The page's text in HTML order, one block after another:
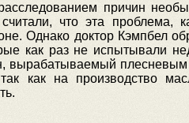
причин
что эта проблема,
Однако доктор Кэмпбел
как раз не испытывали
вырабатываемый
как на производство